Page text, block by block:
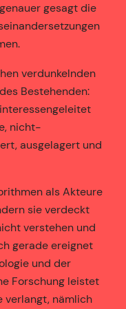
gesagt die
verdunkelnden
Bestehenden:
nicht-
ausgelagert und
als Akteure
sie verdeckt
verstehen und
gerade ereignet
und der
Forschung leistet
verlangt, nämlich